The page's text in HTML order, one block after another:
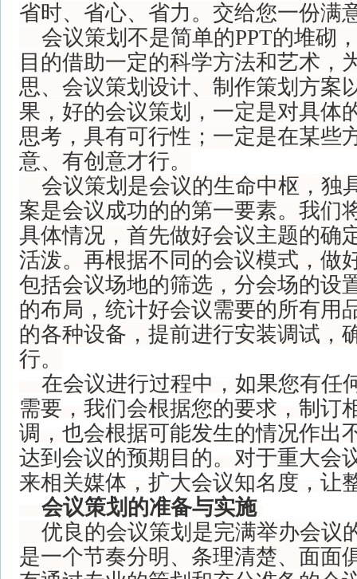
省时、省心、省力。交给您一份满
会议策划不是简单的PPT的堆砌
目的借助一定的科学方法和艺术，
思、会议策划设计、制作策划方案
果，好的会议策划，一定是对具体
思考，具有可行性；一定是在某些
意、有创意才行。
会议策划是会议的生命中枢，独
案是会议成功的的第一要素。我们
具体情况，首先做好会议主题的确
活泼。再根据不同的会议模式，做
包括会议场地的筛选，分会场的设
的布局，统计好会议需要的所有用
的各种设备，提前进行安装调试，
行。
在会议进行过程中，如果您有任
需要，我们会根据您的要求，制订
调，也会根据可能发生的情况作出
达到会议的预期目的。对于重大会
来相关媒体，扩大会议知名度，让
会议策划的准备与实施
优良的会议策划是完满举办会议
是一个节奏分明、条理清楚、面面